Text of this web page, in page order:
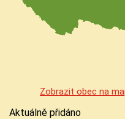
Zobrazit obec na
Aktuálně přidáno